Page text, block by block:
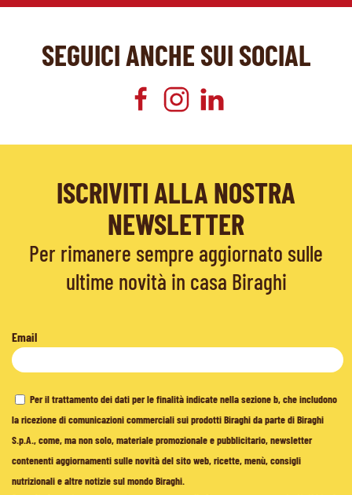
SEGUICI ANCHE SUI SOCIAL
ISCRIVITI ALLA NOSTRA
NEWSLETTER
Per rimanere sempre aggiornato sulle
ultime novità in casa Biraghi
Email
Per il trattamento dei dati per le finalità indicate nella sezione b, che includono
la ricezione di comunicazioni commerciali sui prodotti Biraghi da parte di Biraghi
S.p.A., come, ma non solo, materiale promozionale e pubblicitario, newsletter
contenenti aggiornamenti sulle novità del sito web, ricette, menù, consigli
nutrizionali e altre notizie sul mondo Biraghi.